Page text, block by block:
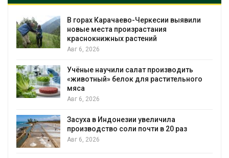
В горах Карачаево-Черкесии выявили
новые места произрастания
краснокнижных растений
Авг 6, 2026
Учёные научили салат производить
«животный» белок для растительного
мяса
Авг 6, 2026
Засуха в Индонезии увеличила
производство соли почти в 20 раз
Авг 6, 2026